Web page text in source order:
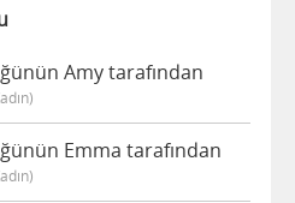
Amy tarafından
Emma tarafından